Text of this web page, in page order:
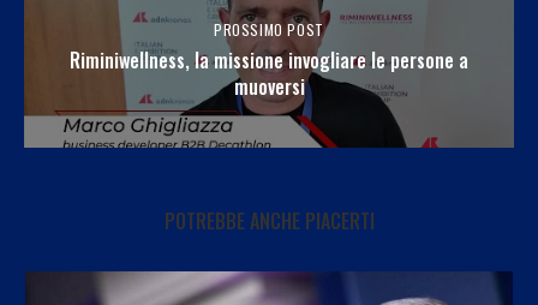
PROSSIMO POST
Riminiwellness, la missione invogliare le persone a
muoversi
POTREBBE ANCHE PIACERTI